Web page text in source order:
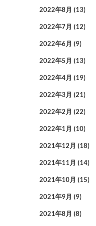
2022年8月 (13)
2022年7月 (12)
2022年6月 (9)
2022年5月 (13)
2022年4月 (19)
2022年3月 (21)
2022年2月 (22)
2022年1月 (10)
2021年12月 (18)
2021年11月 (14)
2021年10月 (15)
2021年9月 (9)
2021年8月 (8)